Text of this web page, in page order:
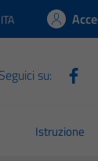
Lingua attiva:
ITA
Seguici su:
Istruzione